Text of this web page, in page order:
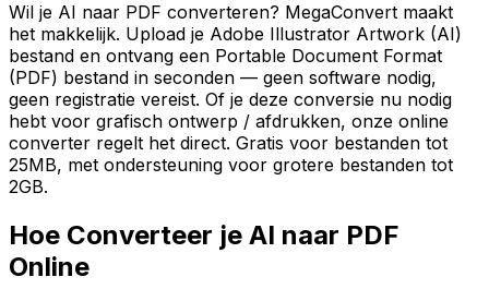
Wil je AI naar PDF converteren? MegaConvert maakt
het makkelijk. Upload je Adobe Illustrator Artwork (AI)
bestand en ontvang een Portable Document Format
(PDF) bestand in seconden — geen software nodig,
geen registratie vereist. Of je deze conversie nu nodig
hebt voor grafisch ontwerp / afdrukken, onze online
converter regelt het direct. Gratis voor bestanden tot
25MB, met ondersteuning voor grotere bestanden tot
2GB.
Hoe Converteer je AI naar PDF
Online